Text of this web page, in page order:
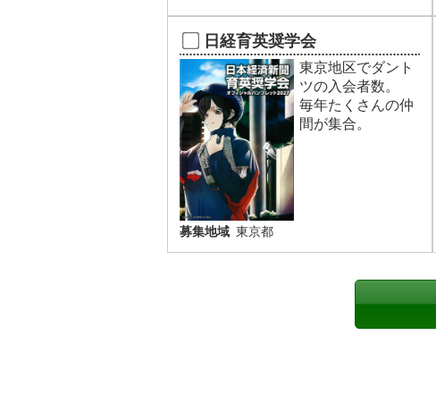
日経育英奨学会
東京地区でダント
ツの入会者数。
毎年たくさんの仲
間が集合。
募集地域 東京都